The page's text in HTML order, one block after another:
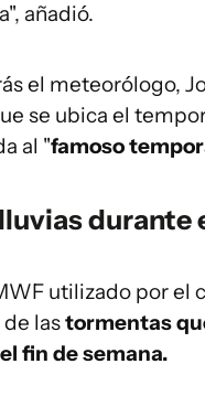
añadió.
el meteorólogo,
se ubica el
al "famoso
durante
utilizado por el
lastormentas
fin de semana.